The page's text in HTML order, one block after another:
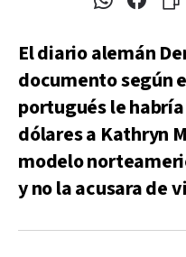
El diario alemán
documento según
portugués le
dólares a Kathryn
modelo
y no la acusara de